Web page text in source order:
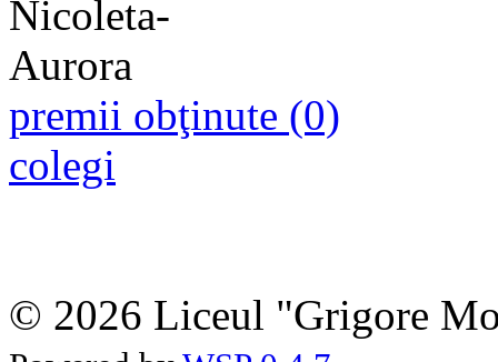
premii obţinute (0)
colegi
© 2026 Liceul "Grigore